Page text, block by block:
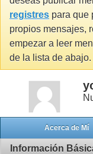
registres para que
propios mensajes,
empezar a leer
de la lista de abajo.
Acerca de Mí
Información